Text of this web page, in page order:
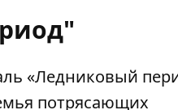
«Ледниковый
потрясающих